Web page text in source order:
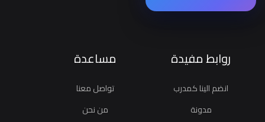
روابط مفيدة
انضم الينا كمدرب
مدونة
مساعدة
تواصل معنا
من نحن